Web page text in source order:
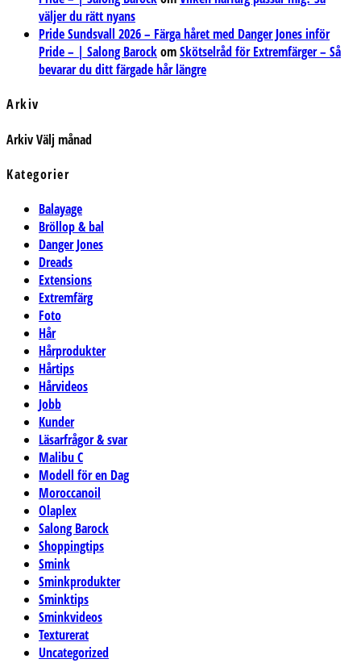
väljer du rätt nyans
Pride Sundsvall 2026 – Färga håret med Danger Jones inför
Pride – | Salong BarockomSkötselråd för Extremfärger – Så
bevarar du ditt färgade hår längre
Arkiv
ArkivVälj månad
Kategorier
Balayage
Bröllop & bal
Danger Jones
Dreads
Extensions
Extremfärg
Foto
Hår
Hårprodukter
Hårtips
Hårvideos
Jobb
Kunder
Läsarfrågor & svar
Malibu C
Modell för en Dag
Moroccanoil
Olaplex
Salong Barock
Shoppingtips
Smink
Sminkprodukter
Sminktips
Sminkvideos
Texturerat
Uncategorized